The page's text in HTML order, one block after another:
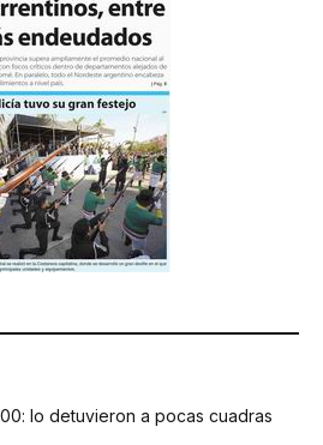
lo detuvieron a pocas cuadras